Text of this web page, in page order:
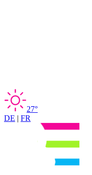
27°
DE | FR